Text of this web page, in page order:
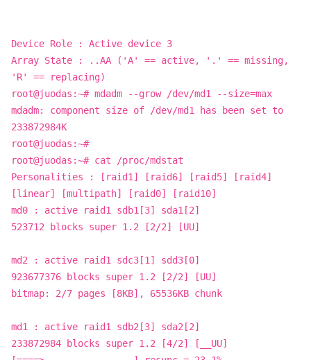
Device Role : Active device 3
Array State : ..AA ('A' == active, '.' == missing,
'R' == replacing)
root@juodas:~# mdadm --grow /dev/md1 --size=max
mdadm: component size of /dev/md1 has been set to
233872984K
root@juodas:~#
root@juodas:~# cat /proc/mdstat
Personalities : [raid1] [raid6] [raid5] [raid4]
[linear] [multipath] [raid0] [raid10]
md0 : active raid1 sdb1[3] sda1[2]
523712 blocks super 1.2 [2/2] [UU]
md2 : active raid1 sdc3[1] sdd3[0]
923677376 blocks super 1.2 [2/2] [UU]
bitmap: 2/7 pages [8KB], 65536KB chunk
md1 : active raid1 sdb2[3] sda2[2]
233872984 blocks super 1.2 [4/2] [__UU]